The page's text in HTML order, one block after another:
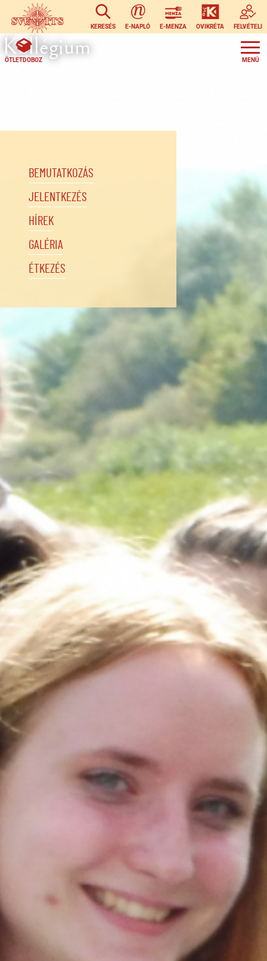
Ugrás a tartalomra
KERESÉS E-NAPLÓ E-MENZA OVIKRÉTA FELVÉTELI
ÖTLETDOBOZ
Kollégium
BEMUTATKOZÁS
JELENTKEZÉS
HÍREK
GALÉRIA
ÉTKEZÉS